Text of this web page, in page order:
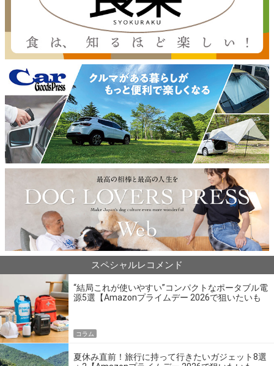
スペシャルレコメンド
“結局これが使いやすい”コンパクトなポータブル電
源5選【Amazonプライムデー 2026で狙いたいも
コラム
夏休み直前！旅行に持って行きたいガジェット8選